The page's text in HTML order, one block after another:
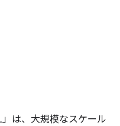
は、大規模なスケール